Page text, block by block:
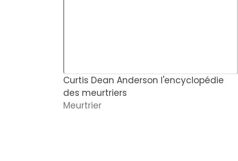
Curtis Dean Anderson l'encyclopédie
des meurtriers
Meurtrier